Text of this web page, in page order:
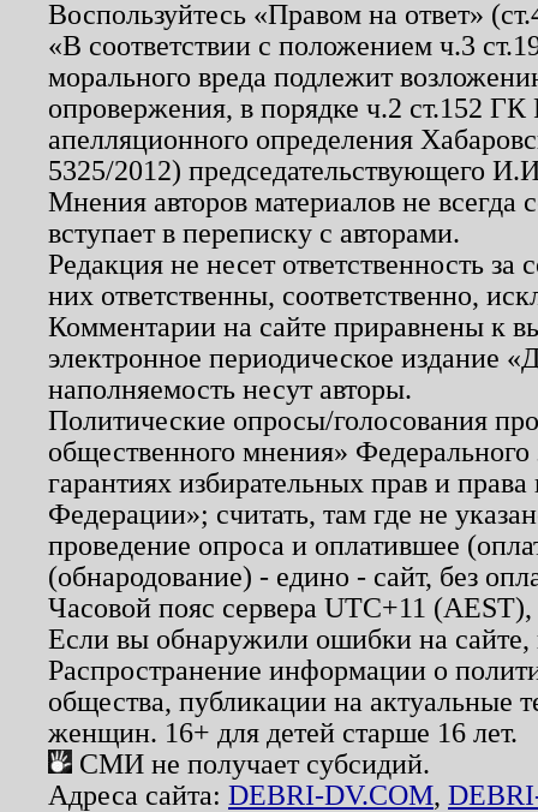
Воспользуйтесь «Правом на ответ»
«В соответствии с положением ч.3
морального вреда подлежит
опровержения, в порядке ч.2 ст.152
апелляционного определения
5325/2012) председательствующего
Мнения авторов материалов не
вступает в переписку с авторами.
Редакция не несет ответственность
них ответственны, соответственно,
Комментарии на сайте приравнены к
электронное периодическое издание
наполняемость несут авторы.
Политические опросы/голосования
общественного мнения»
гарантиях избирательных прав и
Федерации»; считать, там где не
проведение опроса и оплатившее
(обнародование) - едино - сайт, без
Часовой пояс сервера UTC+11
Если вы обнаружили ошибки на
Распространение информации о
общества, публикации на актуальные
женщин. 16+ для детей старше 16 лет.
СМИ не получает субсидий.
Адреса сайта: DEBRI-DV.COM,